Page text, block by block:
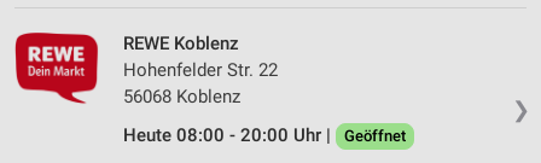
❯
REWE Koblenz
Hohenfelder Str. 22
56068 Koblenz
Heute 08:00 - 20:00 Uhr |
Geöffnet